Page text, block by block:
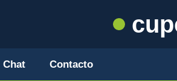
Chat Contacto